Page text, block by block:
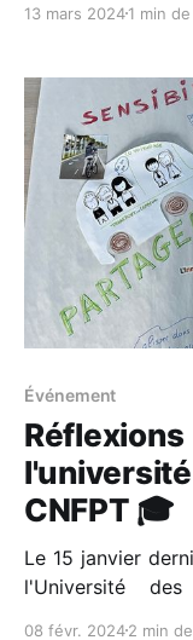
les préparer aux
compétences
entretiens avec
prestige. Comment
13 mars 20241 min
Événement
CNFPT 🎓
Le 15 janvier
l'Université
08 févr. 20242 min